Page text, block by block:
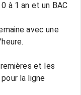
à 1 an et un BAC
avec une
et les
la ligne